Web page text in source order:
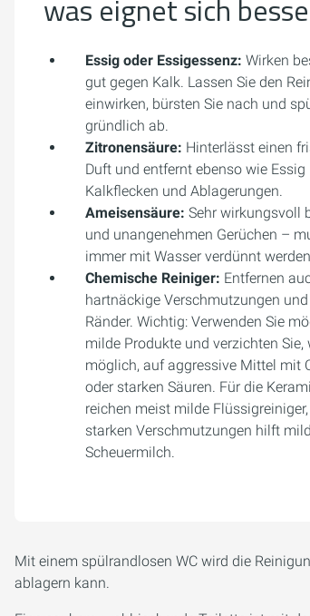
was eignet sich
Essig oder Essigessenz: Wirken
gut gegen Kalk. Lassen Sie den
einwirken, bürsten Sie nach und
gründlich ab.
Zitronensäure: Hinterlässt einen
Duft und entfernt ebenso wie Essig
Kalkflecken und Ablagerungen.
Ameisensäure: Sehr wirkungsvoll
und unangenehmen Gerüchen –
immer mit Wasser verdünnt
Chemische Reiniger: Entfernen
hartnäckige Verschmutzungen
Ränder. Wichtig: Verwenden Sie
milde Produkte und verzichten Sie,
möglich, auf aggressive Mittel mit
oder starken Säuren. Für die
reichen meist milde
starken Verschmutzungen hilft
Scheuermilch.
Mit einem spülrandlosen WC wird die
ablagern kann.